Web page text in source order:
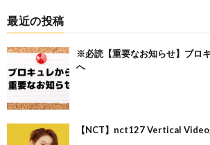
最近の投稿
※必読【重要なお知らせ】ブロ
へ
【NCT】nct127 Vertical